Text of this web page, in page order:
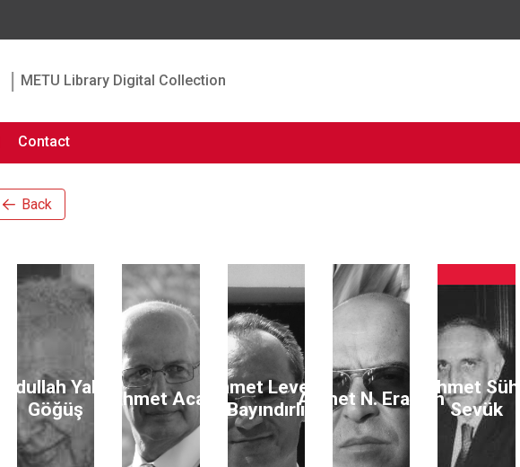
| METU Library Digital Collection
Contact
Back
Abdullah Yalçın
Göğüş
Ahmet Acar
Ahmet Levent
Bayındırlı
Ahmet N. Eraslan
Ahmet Süha
Sevük